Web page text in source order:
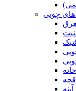
چوبی
آینه